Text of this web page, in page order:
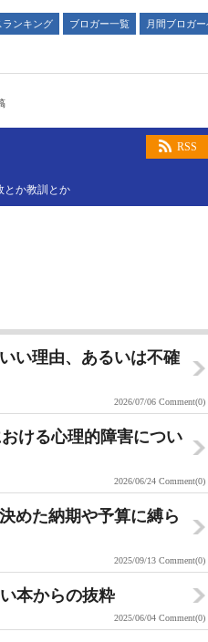
ランキング ブロガー一覧
月間ブロガ
RSS
とか教訓とか
い理由、あるいは不確
2026/07/06 Comment(0)
ける心理的障害につい
2026/06/24 Comment(0)
めた納期や予算に縛ら
2025/09/13 Comment(0)
本からの抜粋
2025/06/04 Comment(0)